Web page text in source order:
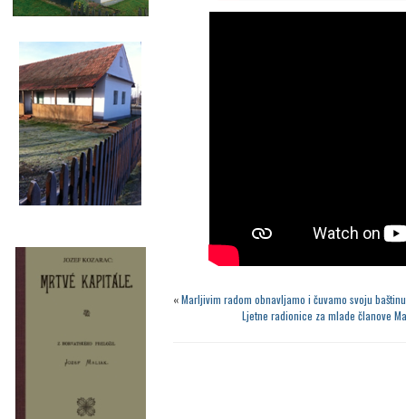
«Marljivim radom obnavljamo i čuvamo svoju
Ljetne radionice za mlade članove